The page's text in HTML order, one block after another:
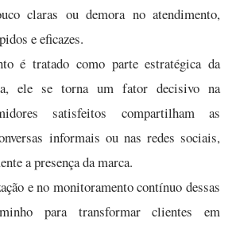
claras ou demora no atendimento,
e eficazes.
é tratado como parte estratégica da
ele se torna um fator decisivo na
satisfeitos compartilham as
informais ou nas redes sociais,
a presença da marca.
e no monitoramento contínuo dessas
para transformar clientes em